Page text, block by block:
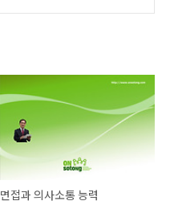
면접과 의사소통 능력